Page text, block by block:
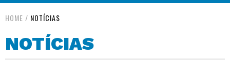
HOME / NOTÍCIAS
NOTÍCIAS